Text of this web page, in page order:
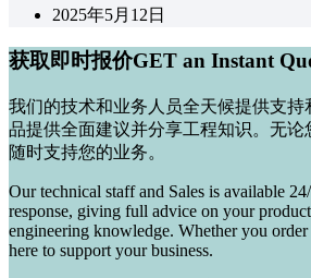
2025年5月12日
获取即时报价GET an Instant
我们的技术和业务人员全天候提供支
品提供全面建议并分享工程知识。无论
随时支持您的业务。
Our technical staff and Sales is available
response, giving full advice on your
engineering knowledge. Whether you
here to support your business.